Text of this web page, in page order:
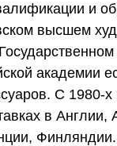
и
высшем
академии
С 1980-х
в Англии,
Финляндии.